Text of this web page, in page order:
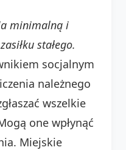
minimalną i
stałego.
socjalnym
należnego
wszelkie
one wpłynąć
Miejskie